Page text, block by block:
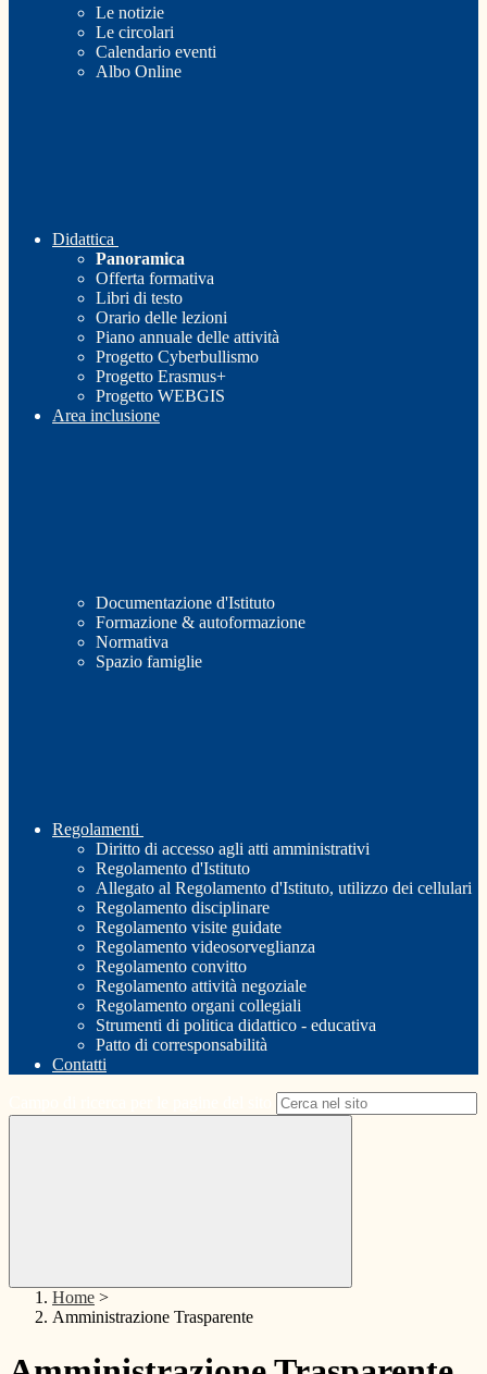
Le notizie
Le circolari
Calendario eventi
Albo Online
Didattica
Panoramica
Offerta formativa
Libri di testo
Orario delle lezioni
Piano annuale delle attività
Progetto Cyberbullismo
Progetto Erasmus+
Progetto WEBGIS
Area inclusione
Documentazione d'Istituto
Formazione & autoformazione
Normativa
Spazio famiglie
Regolamenti
Diritto di accesso agli atti amministrativi
Regolamento d'Istituto
Allegato al Regolamento d'Istituto, utilizzo dei cellulari
Regolamento disciplinare
Regolamento visite guidate
Regolamento videosorveglianza
Regolamento convitto
Regolamento attività negoziale
Regolamento organi collegiali
Strumenti di politica didattico - educativa
Patto di corresponsabilità
Contatti
Home >
Amministrazione Trasparente